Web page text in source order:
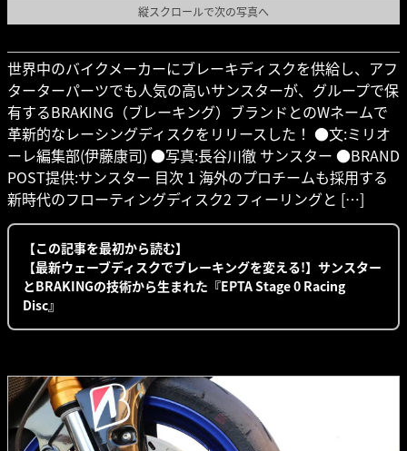
縦スクロールで次の写真へ
世界中のバイクメーカーにブレーキディスクを供給し、アフ
ターターパーツでも人気の高いサンスターが、グループで保
有するBRAKING（ブレーキング）ブランドとのWネームで
革新的なレーシングディスクをリリースした！ ●文:ミリオ
ーレ編集部(伊藤康司) ●写真:長谷川徹 サンスター ●BRAND
POST提供:サンスター 目次 1 海外のプロチームも採用する
新時代のフローティングディスク2 フィーリングと […]
【この記事を最初から読む】
【最新ウェーブディスクでブレーキングを変える!】サンスター
とBRAKINGの技術から生まれた『EPTA Stage 0 Racing
Disc』